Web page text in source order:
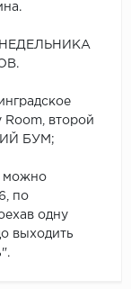
второй
БУМ;
можно
по
одну
выходить